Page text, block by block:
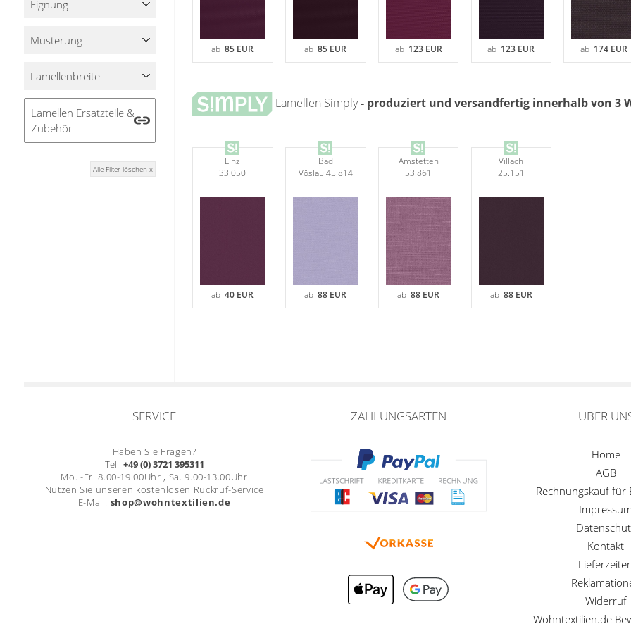
Stoffe
Panneaux
Eignung
Musterung
Lamellenbreite
Lamellen Ersatzteile &
Zubehör
Alle Filter löschen x
ab85 EUR ab85 EUR ab 123 EUR ab 123 EUR ab 174 EUR
Lamellen Simply- produziert und versandfertig innerhalb von 3
Linz
33.050
ab40 EUR
Bad
Vöslau 45.814
ab88 EUR
Amstetten
53.861
ab88 EUR
Villach
25.151
ab 88 EUR
SERVICE
Haben Sie Fragen?
Tel.: +49 (0) 3721 395311
Mo. -Fr. 8.00-19.00Uhr , Sa. 9.00-13.00Uhr
Nutzen Sie unseren kostenlosen Rückruf-Service
E-Mail: shop@wohntextilien.de
ZAHLUNGSARTEN ÜBER
Home
AGB
Rechnungskauf für
Impressum
Kontakt
Widerruf
Wohntextilien.de